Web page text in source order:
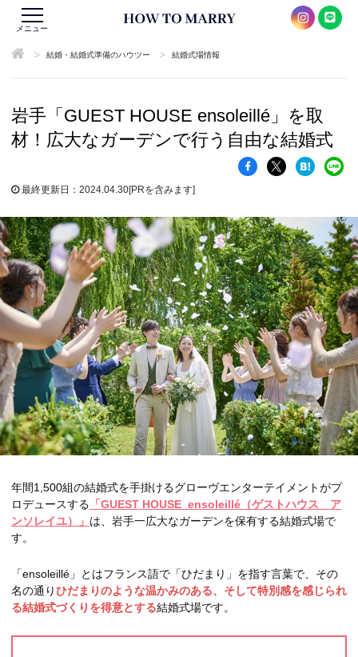
メニュー
> 結婚・結婚式準備のハウツー > 結婚式場情報
岩手「GUEST HOUSE ensoleillé」を取
材！広大なガーデンで行う自由な結婚式
最終更新日：2024.04.30[PRを含みます]
年間1,500組の結婚式を手掛けるグローヴエンターテイメントがプ
ロデュースする 「GUEST HOUSE ensoleillé（ゲストハウス ア
ンソレイユ）」 は、岩手一広大なガーデンを保有する結婚式場で
す。
「ensoleillé」とはフランス語で「ひだまり」を指す言葉で、その
名の通りひだまりのような温かみのある、そして特別感を感じられ
る結婚式づくりを得意とする結婚式場です。